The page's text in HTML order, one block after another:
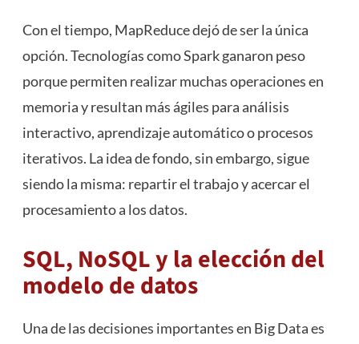
Con el tiempo, MapReduce dejó de ser la única
opción. Tecnologías como Spark ganaron peso
porque permiten realizar muchas operaciones en
memoria y resultan más ágiles para análisis
interactivo, aprendizaje automático o procesos
iterativos. La idea de fondo, sin embargo, sigue
siendo la misma: repartir el trabajo y acercar el
procesamiento a los datos.
SQL, NoSQL y la elección del
modelo de datos
Una de las decisiones importantes en Big Data es